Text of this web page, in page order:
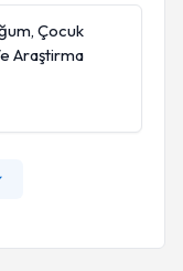
Çocuk
Araştirma